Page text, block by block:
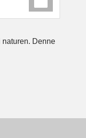
naturen. Denne